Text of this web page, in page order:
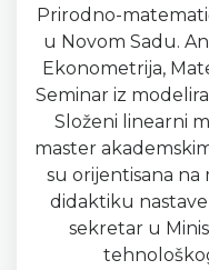
Prirodno-
u Novom Sadu.
Ekonometrija,
Seminar iz
Slože­ni linearni
master
su orijentisana
didaktiku
sekretar u